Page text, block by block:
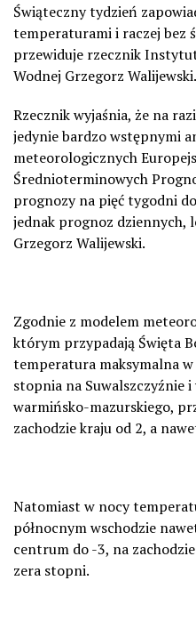
Świąteczny tydzień
temperaturami i raczej bez
przewiduje rzecznik
Wodnej Grzegorz Walijewski.
Rzecznik wyjaśnia, że na
jedynie bardzo wstępnymi
meteorologicznych
Średnioterminowych
prognozy na pięć tygodni
jednak prognoz dziennych,
Grzegorz Walijewski.
Zgodnie z modelem
którym przypadają Święta
temperatura maksymalna
stopnia na Suwalszczyźnie
warmińsko-mazurskiego,
zachodzie kraju od 2, a
Natomiast w nocy
północnym wschodzie
centrum do -3, na
zera stopni.